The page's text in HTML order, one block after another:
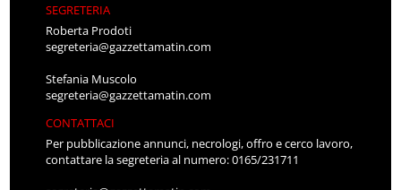
SEGRETERIA
Roberta Prodoti
segreteria@gazzettamatin.com
Stefania Muscolo
segreteria@gazzettamatin.com
CONTATTACI
Per pubblicazione annunci, necrologi, offro e cerco lavoro,
contattare la segreteria al numero: 0165/231711